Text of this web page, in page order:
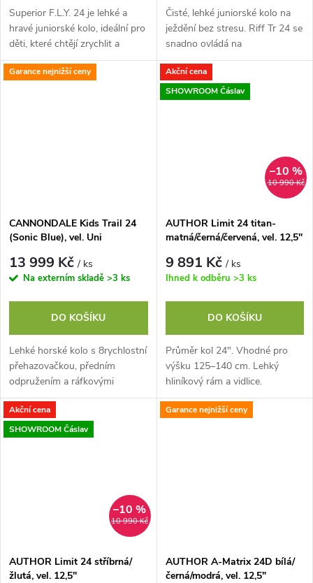
Superior F.L.Y. 24 je lehké a
hravé juniorské kolo, ideální pro
děti, které chtějí zrychlit a
posunout své dovednosti dál.
Nový hliníkový rám s dětskou...
Čisté, lehké juniorské kolo na
ježdění bez stresu. Riff Tr 24 se
snadno ovládá na
cyklostezkách a baví i na
lesních cestách díky
vyladěnému juniorskému...
Garance nejnižší ceny
CANNONDALE Kids Trail 24
(Sonic Blue), vel. Uni
13 999 Kč/ ks
Na externím skladě >3 ks
DO KOŠÍKU
Lehké horské kolo s 8rychlostní
přehazovačkou, předním
odpružením a ráfkovými
brzdami, pro děti ve věku 7–12
let
Akční cena
SHOWROOM Čáslav
10 990 Kč
–10 %
AUTHOR Limit 24 titan-
matná/černá/červená, vel. 12,5"
9 891 Kč/ ks
Ihned k odběru >3 ks
DO KOŠÍKU
Průměr kol 24". Vhodné pro
výšku 125–140 cm. Lehký
hliníkový rám a vidlice.
Hmotnost 9,9 kg. Komponenty
SHIMANO, 8 rychlostí (11-34).
Akční cena
SHOWROOM Čáslav
10 990 Kč
–10 %
AUTHOR Limit 24 stříbrná/
žlutá, vel. 12,5"
Garance nejnižší ceny
AUTHOR A-Matrix 24D bílá/
černá/modrá, vel. 12,5"